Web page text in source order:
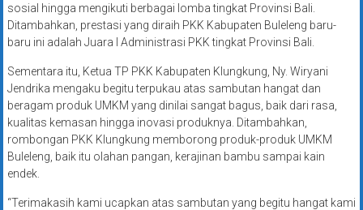
sosial hingga mengikuti berbagai lomba tingkat Provinsi Bali.
Ditambahkan, prestasi yang diraih PKK Kabupaten Buleleng baru-
baru ini adalah Juara I Administrasi PKK tingkat Provinsi Bali.
Sementara itu, Ketua TP PKK Kabupaten Klungkung, Ny. Wiryani
Jendrika mengaku begitu terpukau atas sambutan hangat dan
beragam produk UMKM yang dinilai sangat bagus, baik dari rasa,
kualitas kemasan hingga inovasi produknya. Ditambahkan,
rombongan PKK Klungkung memborong produk-produk UMKM
Buleleng, baik itu olahan pangan, kerajinan bambu sampai kain
endek.
“Terimakasih kami ucapkan atas sambutan yang begitu hangat kami